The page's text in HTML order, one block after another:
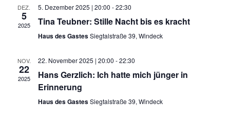
DEZ.
5
2025
5. Dezember 2025 | 20:00 -22:30
Tina Teubner: Stille Nacht bis es kracht
Haus des GastesSiegtalstraße 39, Windeck
NOV.
22
2025
22. November 2025 | 20:00 -22:30
Hans Gerzlich: Ich hatte mich jünger in
Erinnerung
Haus des GastesSiegtalstraße 39, Windeck